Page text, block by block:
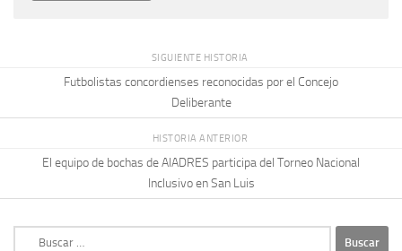
SIGUIENTE HISTORIA
Futbolistas concordienses reconocidas por el Concejo
Deliberante
HISTORIA ANTERIOR
El equipo de bochas de AIADRES participa del Torneo Nacional
Inclusivo en San Luis